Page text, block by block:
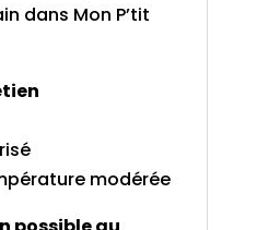
dans Mon P’tit
modérée